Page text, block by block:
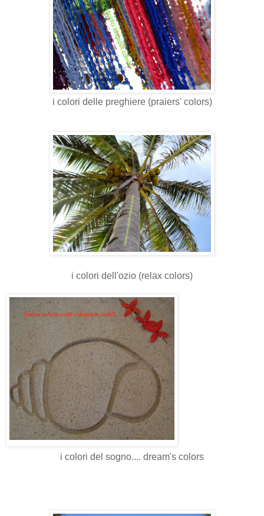
i colori delle preghiere (praiers' colors)
i colori dell'ozio (relax colors)
i colori del sogno.... dream's colors